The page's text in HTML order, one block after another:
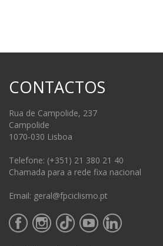
CONTACTOS
Rua de Campolide, 237
Campolide
1070-030 Lisboa
Telefone: (+351) 21 380 21 40
Chamada para a rede fixa nacional
Email: geral@fpciclismo.pt